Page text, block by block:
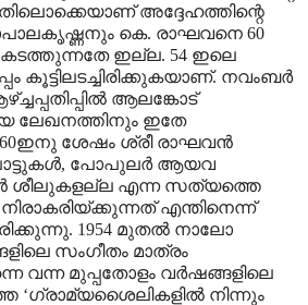
അദ്ദേഹത്തിന്റെ
കെ. രാഘവനെ 60
ഇല്ല. 54 ഇലെ
കൂട്ടിലടച്ചിരിക്കുകയാണ്. നവംബർ
ആലങ്കോട്
ലേഖനത്തിനും ഇതേ
ശേഷം ശ്രീ രാഘവൻ
പോപുലർ ആയവ
ശീലുകളല്ല എന്ന സത്യത്തെ
എന്തിനെന്ന്
1954 മുതൽ നാലോ
സംഗീതം മാത്രം
വന്ന മുപ്പതോളം വർഷങ്ങളിലെ
‘ഗ്രാമ്യശൈലികളിൽ നിന്നും